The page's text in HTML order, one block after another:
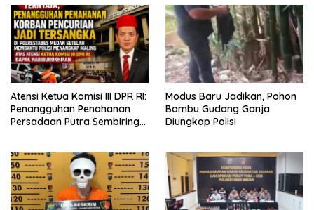
Jemaah dan Pengguna Jalan
Atensi Ketua Komisi III DPR RI:
Penangguhan Penahanan
Persadaan Putra Sembiring
Modus Baru Jadikan, Pohon
Bambu Gudang Ganja
Diungkap Polisi